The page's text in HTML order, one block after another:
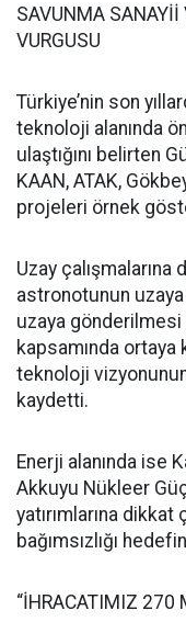
SAVUNMA SANAYİİ
VURGUSU
Türkiye’nin son
teknoloji alanında
ulaştığını belirten
KAAN, ATAK,
projeleri örnek
Uzay çalışmalarına
astronotunun uzaya
uzaya gönderilmesi
kapsamında
teknoloji
kaydetti.
Enerji alanında ise
Akkuyu Nükleer
yatırımlarına
bağımsızlığı
“İHRACATIMIZ 270